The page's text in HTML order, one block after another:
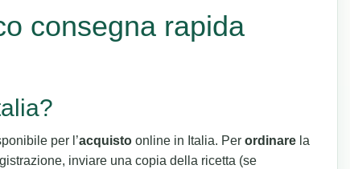
consegna rapida
per l’acquisto online in Italia. Per ordinare la
inviare una copia della ricetta (se